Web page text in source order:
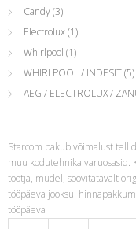
Candy(3)
Electrolux(1)
Whirlpool (1)
WHIRLPOOL / INDESIT(5)
AEG / ELECTROLUX /
Starcom pakub võimalust
muu kodutehnika
tootja, mudel, soovitatavalt
tööpäeva jooksul
tööpäeva